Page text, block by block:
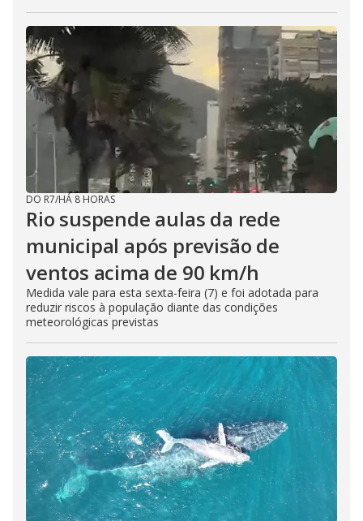
DO R7/HÁ 8 HORAS
Rio suspende aulas da rede
municipal após previsão de
ventos acima de 90 km/h
Medida vale para esta sexta-feira (7) e foi adotada para
reduzir riscos à população diante das condições
meteorológicas previstas